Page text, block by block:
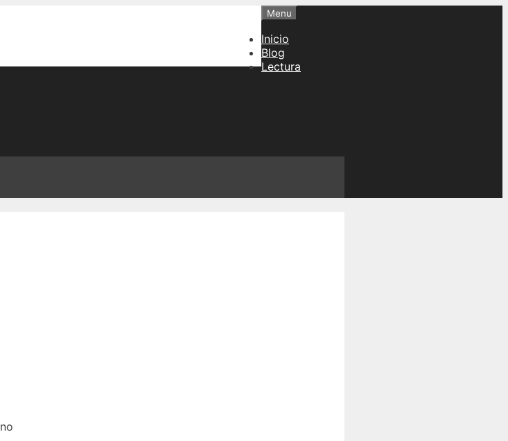
Menu
Inicio
Blog
Lectura